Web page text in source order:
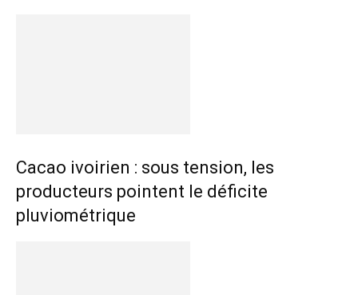
Cacao ivoirien : sous tension, les
producteurs pointent le déficite
pluviométrique